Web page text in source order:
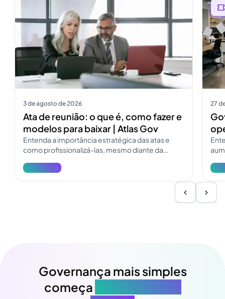
3 de agosto de 2026
Ata de reunião: o que é, como fazer e
modelos para baixar | Atlas Gov
Entenda a importância estratégica das atas e
como profissionalizá-las, mesmo diante da
Ver mais
27
Ver
Governança mais simples
começa